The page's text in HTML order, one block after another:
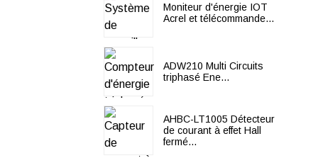
Moniteur d'énergie IOT
Acrel et télécommande...
ADW210 Multi Circuits
triphasé Ene...
AHBC-LT1005 Détecteur
de courant à effet Hall
fermé...